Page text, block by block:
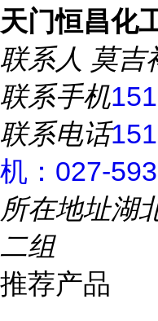
天门恒昌化
联系人 莫吉
联系手机
联系电话
机：027-
所在地址湖
二组
推荐产品